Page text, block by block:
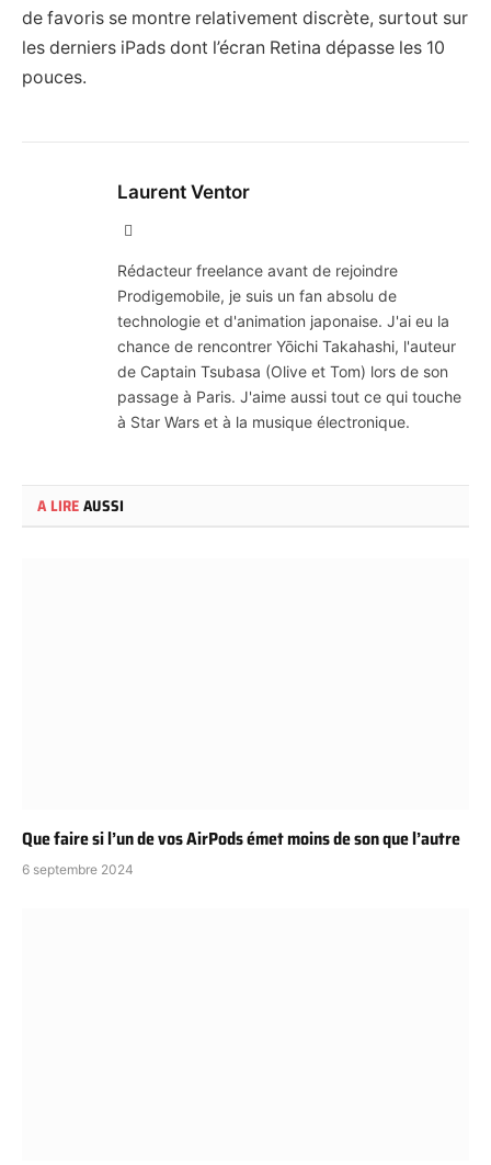
de favoris se montre relativement discrète, surtout sur
les derniers iPads dont l’écran Retina dépasse les 10
pouces.
Laurent Ventor
Rédacteur freelance avant de rejoindre
Prodigemobile, je suis un fan absolu de
technologie et d'animation japonaise. J'ai eu la
chance de rencontrer Yōichi Takahashi, l'auteur
de Captain Tsubasa (Olive et Tom) lors de son
passage à Paris. J'aime aussi tout ce qui touche
à Star Wars et à la musique électronique.
A LIREAUSSI
Que faire si l’un de vos AirPods émet moins de son que l’autre
6 septembre 2024